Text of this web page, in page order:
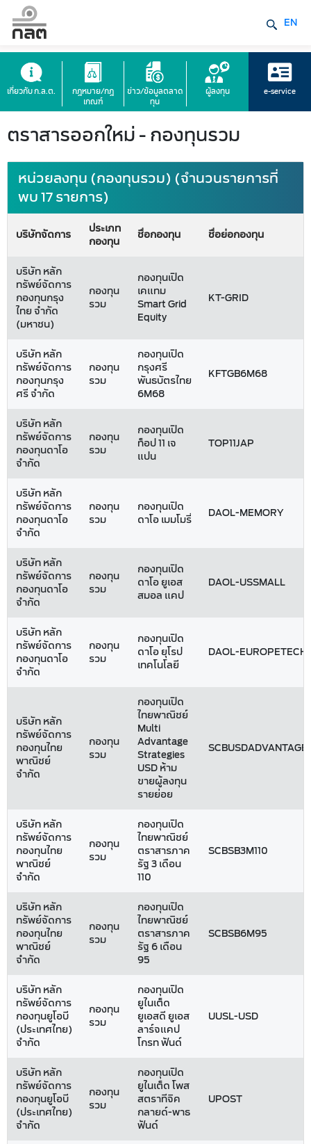
EN
เกี่ยวกับ ก.ล.ต.
กฎหมาย/กฎ
เกณฑ์
ข่าว/ข้อมูลตลาด
ทุน
ผู้ลงทุน e-service
ตราสารออกใหม่ - กองทุนรวม
หน่วยลงทุน (กองทุนรวม) (จำนวนรายการที่
พบ 17 รายการ)
บริษัทจัดการ
ประเภท
กองทุน
ชื่อกองทุน ชื่อย่อกองทุน
บริษัท หลัก
ทรัพย์จัดการ
กองทุนกรุง
ไทย จำกัด
(มหาชน)
กองทุน
รวม
กองทุนเปิด
เคแทม
Smart Grid
Equity
KT-GRID
บริษัท หลัก
ทรัพย์จัดการ
กองทุนกรุง
ศรี จำกัด
กองทุน
รวม
กองทุนเปิด
กรุงศรี
พันธบัตรไทย
6M68
KFTGB6M68
บริษัท หลัก
ทรัพย์จัดการ
กองทุนดาโอ
จำกัด
กองทุน
รวม
กองทุนเปิด
ท็อป 11 เจ
แปน
TOP11JAP
บริษัท หลัก
ทรัพย์จัดการ
กองทุนดาโอ
จำกัด
กองทุน
รวม
กองทุนเปิด
ดาโอ เมมโมรี่
DAOL-MEMORY
บริษัท หลัก
ทรัพย์จัดการ
กองทุนดาโอ
จำกัด
กองทุน
รวม
กองทุนเปิด
ดาโอ ยูเอส
สมอล แคป
DAOL-USSMALL
บริษัท หลัก
ทรัพย์จัดการ
กองทุนดาโอ
จำกัด
กองทุน
รวม
กองทุนเปิด
ดาโอ ยุโรป
เทคโนโลยี
DAOL-EUROPETECH
บริษัท หลัก
ทรัพย์จัดการ
กองทุนไทย
พาณิชย์
จำกัด
กองทุน
รวม
กองทุนเปิด
ไทยพาณิชย์
Multi
Advantage
Strategies
USD ห้าม
ขายผู้ลงทุน
รายย่อย
SCBUSDADVANTAGE
บริษัท หลัก
ทรัพย์จัดการ
กองทุนไทย
พาณิชย์
จำกัด
กองทุน
รวม
กองทุนเปิด
ไทยพาณิชย์
ตราสารภาค
รัฐ 3 เดือน
110
SCBSB3M110
บริษัท หลัก
ทรัพย์จัดการ
กองทุนไทย
พาณิชย์
จำกัด
กองทุน
รวม
กองทุนเปิด
ไทยพาณิชย์
ตราสารภาค
รัฐ 6 เดือน
95
SCBSB6M95
บริษัท หลัก
ทรัพย์จัดการ
กองทุนยูโอบี
(ประเทศไทย)
จำกัด
กองทุน
รวม
กองทุนเปิด
ยูไนเต็ด
ยูเอสดี ยูเอส
ลาร์จแคป
โกรท ฟันด์
UUSL-USD
บริษัท หลัก
ทรัพย์จัดการ
กองทุนยูโอบี
(ประเทศไทย)
จำกัด
กองทุน
รวม
กองทุนเปิด
ยูไนเต็ด โพส
สตราทีจิค
กลายด์-พาธ
ฟันด์
UPOST